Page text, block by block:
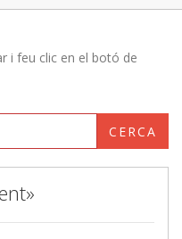
i feu clic en el botó de
CERCA